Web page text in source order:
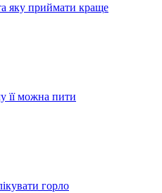
яку приймати краще
її можна пити
горло